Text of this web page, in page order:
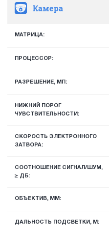
Камера
МАТРИЦА:
ПРОЦЕССОР:
РАЗРЕШЕНИЕ, МП:
НИЖНИЙ ПОРОГ
ЧУВСТВИТЕЛЬНОСТИ:
СКОРОСТЬ ЭЛЕКТРОННОГО
ЗАТВОРА:
СООТНОШЕНИЕ СИГНАЛ/ШУМ,
≥ ДБ:
ОБЪЕКТИВ, ММ:
ДАЛЬНОСТЬ ПОДСВЕТКИ, М: